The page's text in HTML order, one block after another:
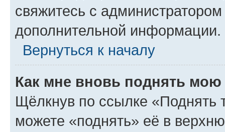
свяжитесь с
дополнительной информации.
Вернуться к началу
Как мне вновь поднять мою
Щёлкнув по ссылке «Поднять
можете «поднять» её в